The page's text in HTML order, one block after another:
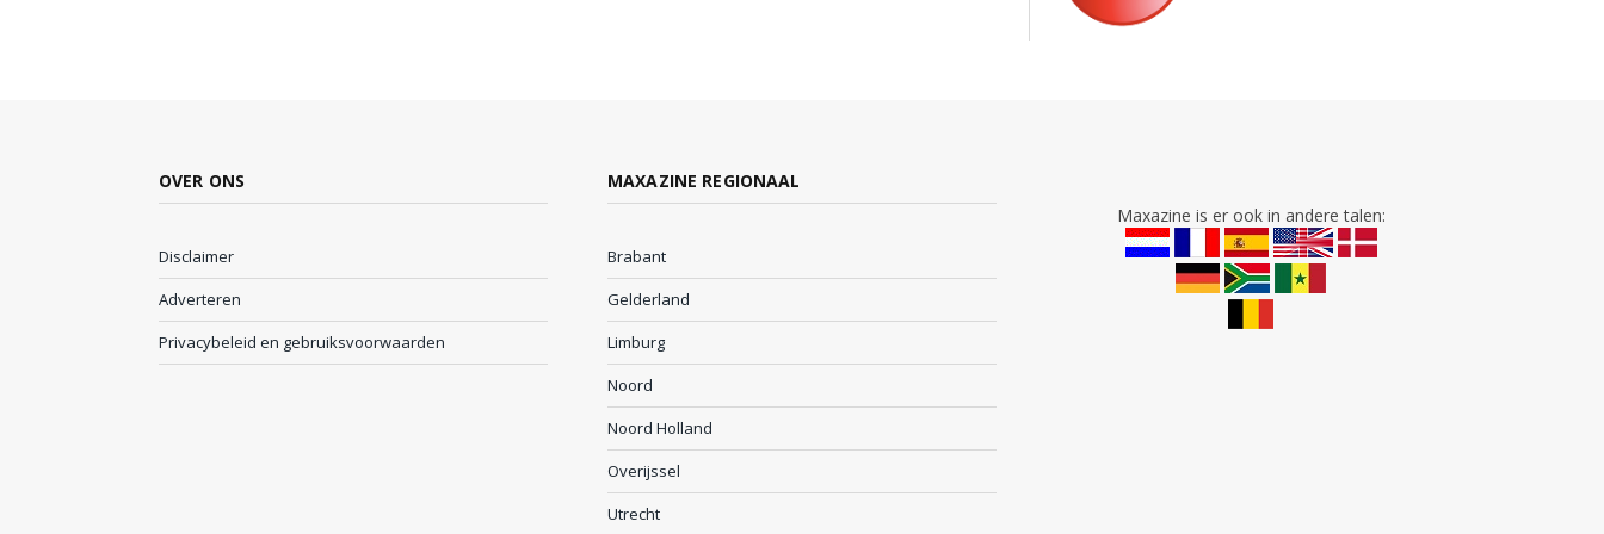
OVER ONS
Disclaimer
Adverteren
Privacybeleid en gebruiksvoorwaarden
MAXAZINE REGIONAAL
Brabant
Gelderland
Limburg
Noord
Noord Holland
Overijssel
Utrecht
Maxazine is er ook in andere talen: